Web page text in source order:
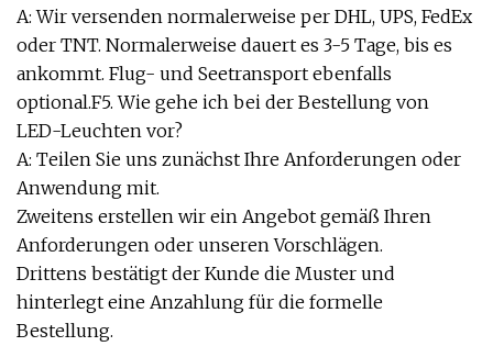
A: Wir versenden normalerweise per DHL, UPS, FedEx
oder TNT. Normalerweise dauert es 3-5 Tage, bis es
ankommt. Flug- und Seetransport ebenfalls
optional.F5. Wie gehe ich bei der Bestellung von
LED-Leuchten vor?
A: Teilen Sie uns zunächst Ihre Anforderungen oder
Anwendung mit.
Zweitens erstellen wir ein Angebot gemäß Ihren
Anforderungen oder unseren Vorschlägen.
Drittens bestätigt der Kunde die Muster und
hinterlegt eine Anzahlung für die formelle
Bestellung.